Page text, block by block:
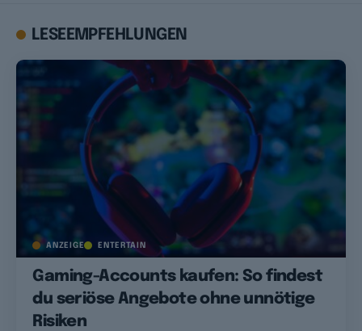
LESEEMPFEHLUNGEN
ANZEIGE ENTERTAIN
Gaming-Accounts kaufen: So findest
du seriöse Angebote ohne unnötige
Risiken